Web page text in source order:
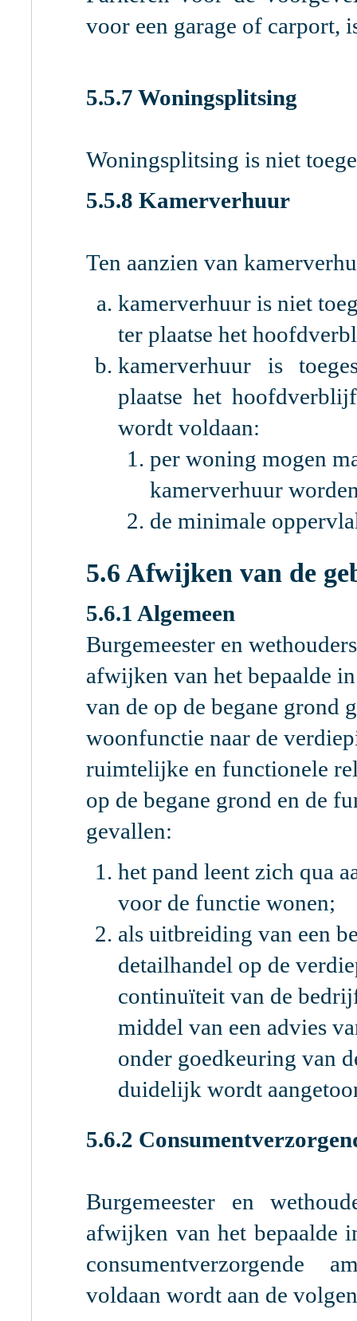
voor een garage of carport,
5.5.7 Woningsplitsing
Woningsplitsing is niet
5.5.8 Kamerverhuur
Ten aanzien van
kamerverhuur is niet
ter plaatse het
kamerverhuur is
plaatse het
wordt voldaan:
per woning mogen
kamerverhuur
de minimale
5.6 Afwijken van de
5.6.1 Algemeen
Burgemeester en
afwijken van het bepaalde
van de op de begane grond
woonfunctie naar de
ruimtelijke en functionele
op de begane grond en de
gevallen:
het pand leent zich qua
voor de functie wonen;
als uitbreiding van een
detailhandel op de
continuïteit van de
middel van een advies
onder goedkeuring van
duidelijk wordt
5.6.2
Burgemeester en
afwijken van het bepaalde
consumentverzorgende
voldaan wordt aan de